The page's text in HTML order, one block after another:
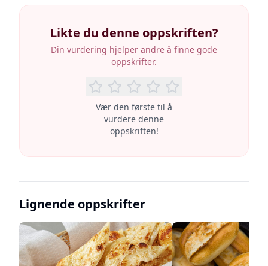
Likte du denne oppskriften?
Din vurdering hjelper andre å finne gode
oppskrifter.
Vær den første til å
vurdere denne
oppskriften!
Lignende oppskrifter